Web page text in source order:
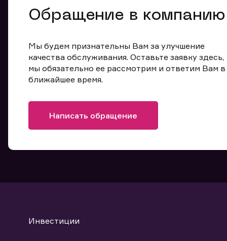
Обращение в компанию
Мы будем признательны Вам за улучшение
качества обслуживания. Оставьте заявку здесь,
мы обязательно ее рассмотрим и ответим Вам в
ближайшее время.
Написать обращение
Инвестиции